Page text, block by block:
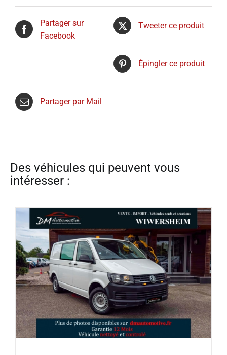
Partager sur
Facebook
Tweeter ce produit
Épingler ce produit
Partager par Mail